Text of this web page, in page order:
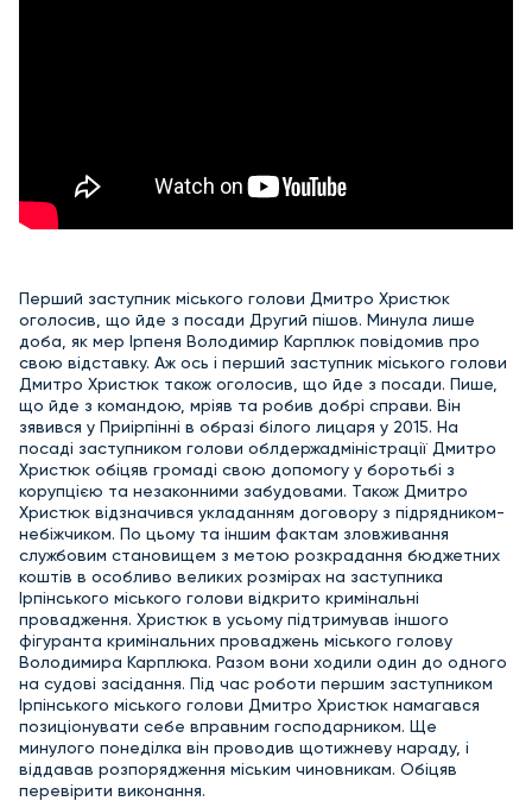
Перший заступник міського голови Дмитро Христюк
оголосив, що йде з посади Другий пішов. Минула лише
доба, як мер Ірпеня Володимир Карплюк повідомив про
свою відставку. Аж ось і перший заступник міського голови
Дмитро Христюк також оголосив, що йде з посади. Пише,
що йде з командою, мріяв та робив добрі справи. Він
зявився у Приірпінні в образі білого лицаря у 2015. На
посаді заступником голови облдержадміністрації Дмитро
Христюк обіцяв громаді свою допомогу у боротьбі з
корупцією та незаконними забудовами. Також Дмитро
Христюк відзначився укладанням договору з підрядником-
небіжчиком. По цьому та іншим фактам зловживання
службовим становищем з метою розкрадання бюджетних
коштів в особливо великих розмірах на заступника
Ірпінського міського голови відкрито кримінальні
провадження. Христюк в усьому підтримував іншого
фігуранта кримінальних проваджень міського голову
Володимира Карплюка. Разом вони ходили один до одного
на судові засідання. Під час роботи першим заступником
Ірпінського міського голови Дмитро Христюк намагався
позиціонувати себе вправним господарником. Ще
минулого понеділка він проводив щотижневу нараду, і
віддавав розпорядження міським чиновникам. Обіцяв
перевірити виконання.